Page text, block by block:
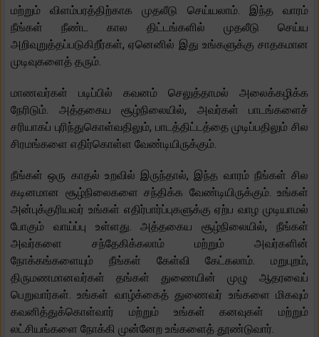
மற்றும் விளம்பரத்திற்காக முதலீடு செய்யலாம். இந்த வாரம்
நீங்கள் நீண்ட கால திட்டங்களில் முதலீடு செய்ய
அறிவுறுத்தப்படுகிறீர்கள், ஏனெனில் இது உங்களுக்கு சாதகமான
முடிவுகளைத் தரும்.
மாணவர்கள் படிப்பில் கவனம் செலுத்தாமல் அலைக்கழிக்க
நேரிடும். அத்தகைய சூழ்நிலையில், அவர்கள் பாடங்களைச்
சரியாகப் புரிந்துகொள்வதிலும், பாடத்திட்டத்தை முடிப்பதிலும் சில
சிரமங்களை எதிர்கொள்ள வேண்டியிருக்கும்.
நீங்கள் ஒரு காதல் உறவில் இருந்தால், இந்த வாரம் நீங்கள் சில
கடினமான சூழ்நிலைகளை சந்திக்க வேண்டியிருக்கும். உங்கள்
அன்புக்குரியவர் உங்கள் எதிர்பார்ப்புகளுக்கு ஏற்ப வாழ முடியாமல்
போகும் வாய்ப்பு உள்ளது. அத்தகைய சூழ்நிலையில், நீங்கள்
அவர்களை சந்தேகிக்கலாம் மற்றும் அவர்களின்
நோக்கங்களையும் நீங்கள் கேள்வி கேட்கலாம். மறுபுறம்,
திருமணமானவர்கள் தங்கள் துணையின் முழு ஆதரவைப்
பெறுவார்கள். உங்கள் வாழ்க்கைத் துணைவர் உங்களை மிகவும்
கவனித்துக்கொள்வார் மற்றும் உங்கள் கனவுகள் மற்றும்
லட்சியங்களை நோக்கி முன்னேற உங்களைத் தூண்டுவார்.